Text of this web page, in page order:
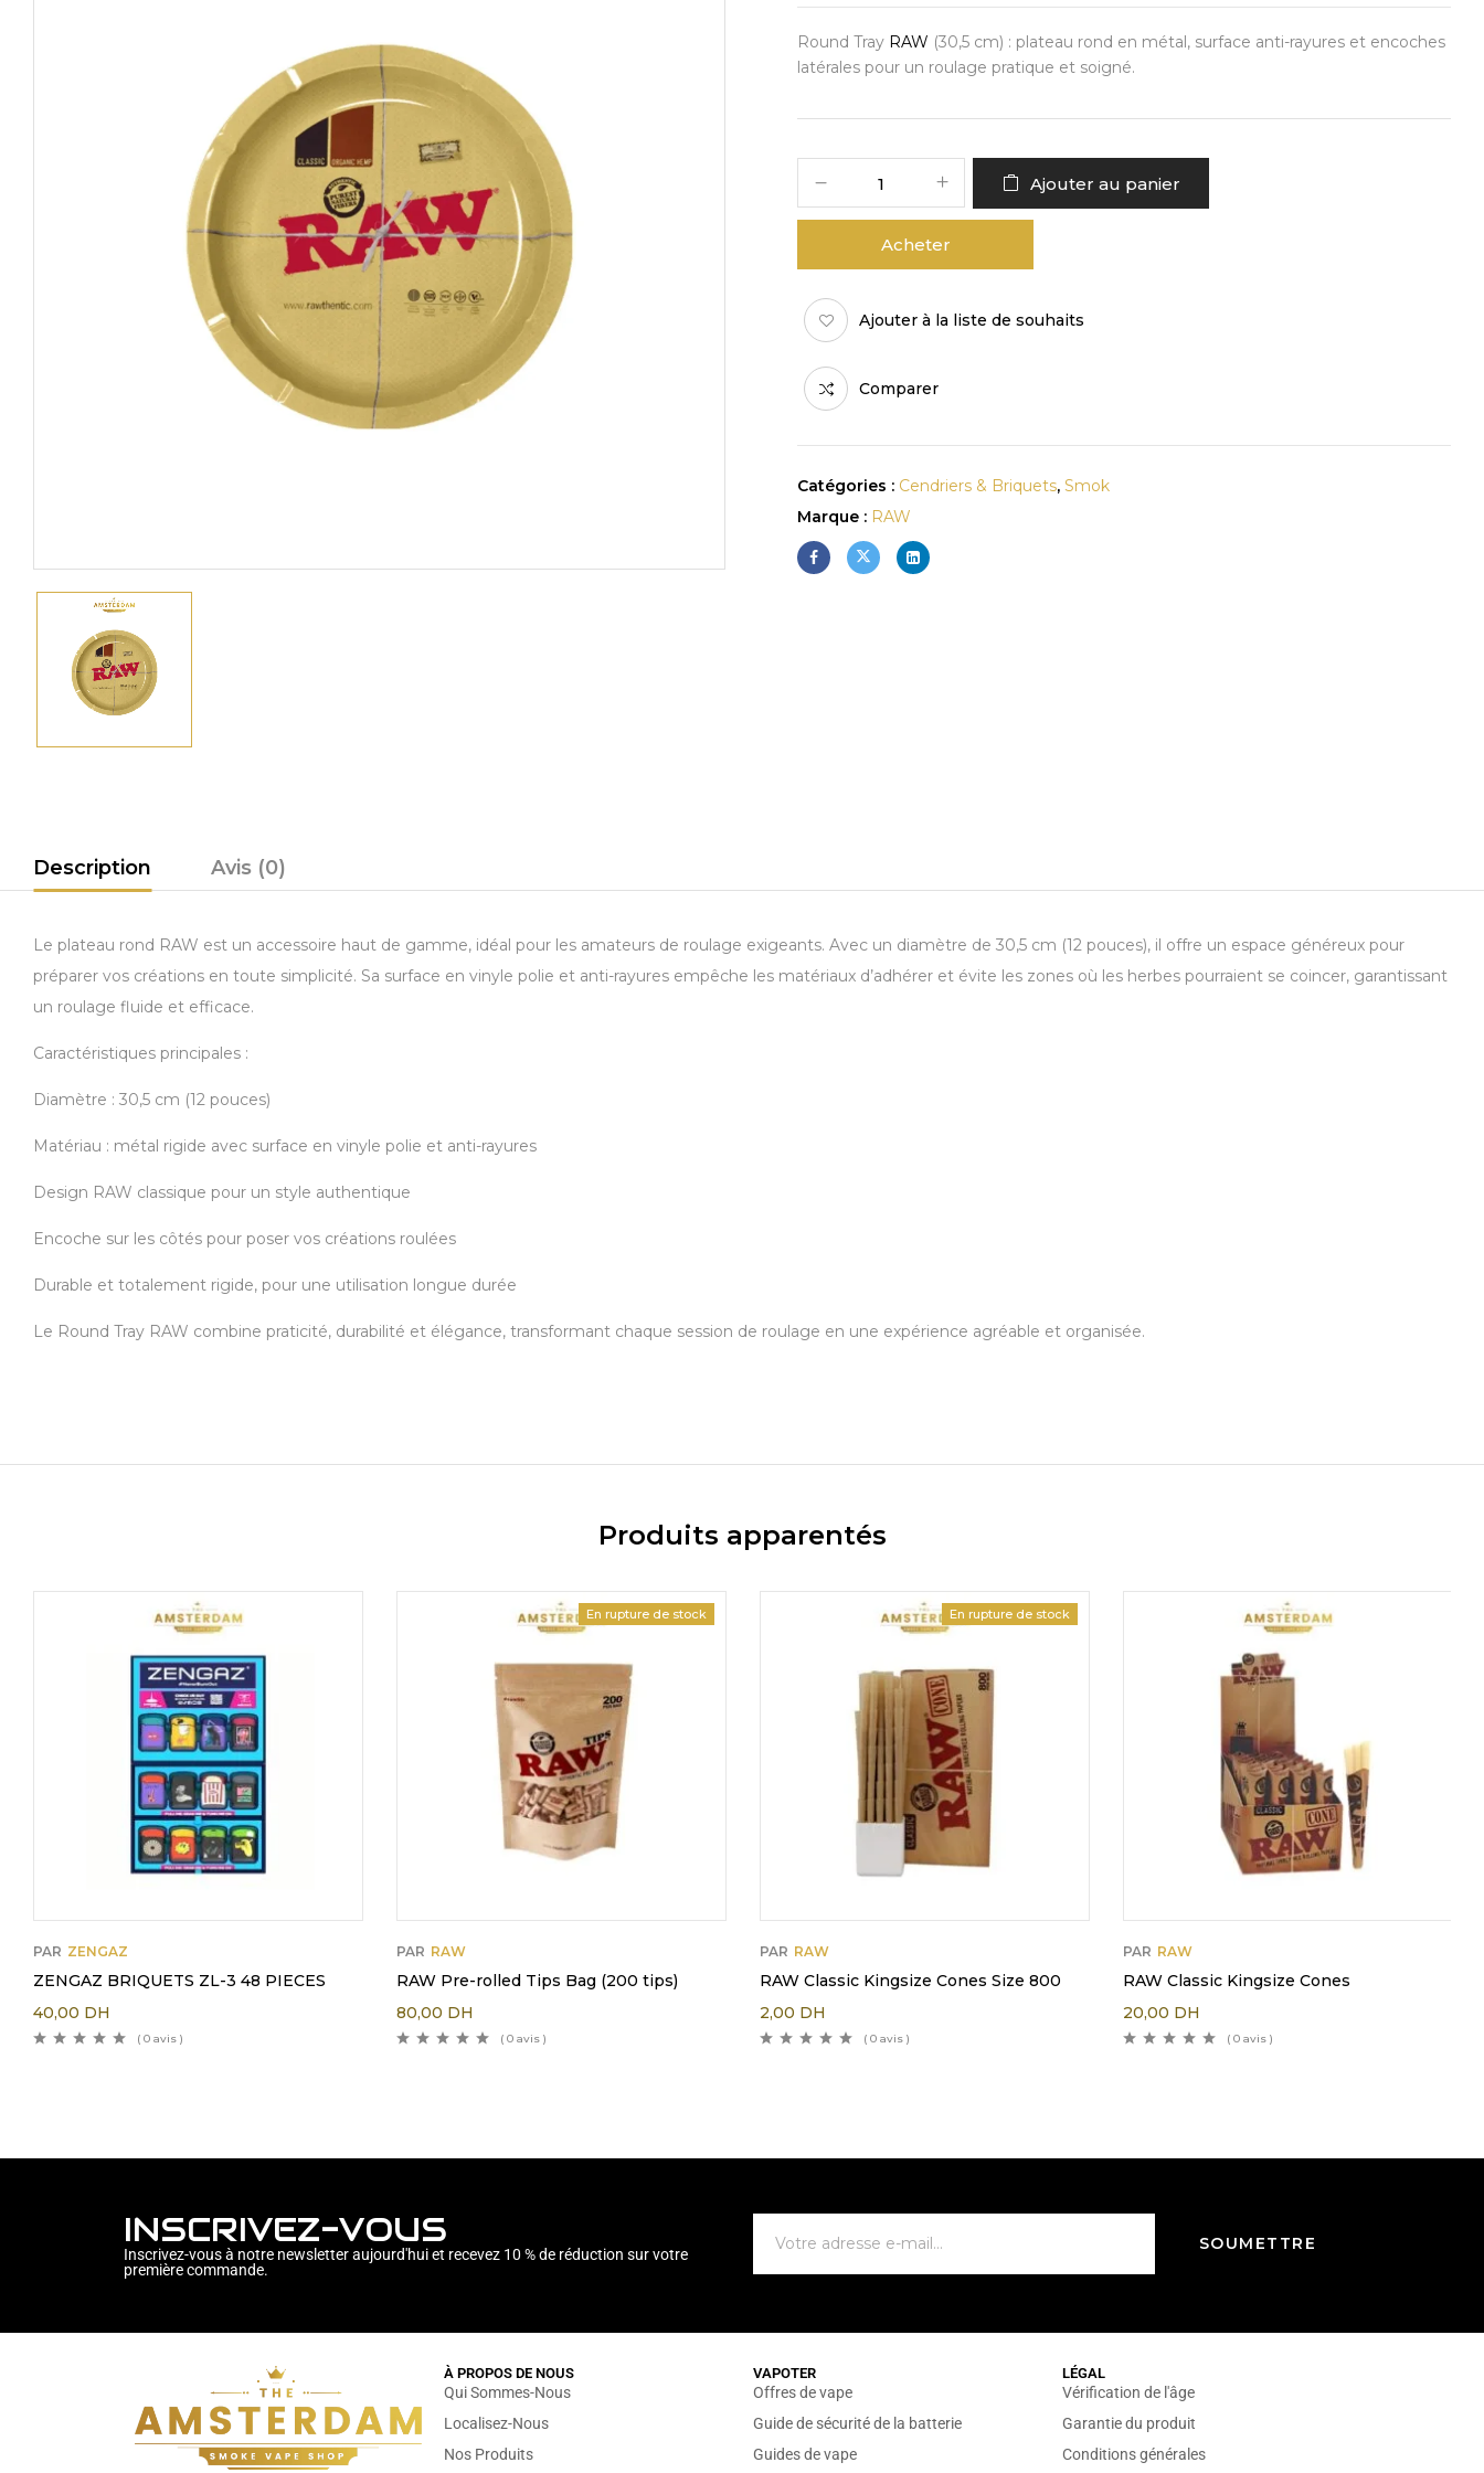
Round Tray RAW (30,5 cm) : plateau rond en métal, surface anti-rayures et encoches
latérales pour un roulage pratique et soigné.
Ajouter au panier
Acheter
Ajouter à la liste de souhaits
Comparer
Catégories : Cendriers & Briquets, Smok
Marque : RAW
Description Avis (0)
Le plateau rond RAW est un accessoire haut de gamme, idéal pour les amateurs de roulage exigeants. Avec un diamètre de 30,5 cm (12 pouces), il offre un espace généreux pour
préparer vos créations en toute simplicité. Sa surface en vinyle polie et anti-rayures empêche les matériaux d’adhérer et évite les zones où les herbes pourraient se coincer, garantissant
un roulage fluide et efficace.
Caractéristiques principales :
Diamètre : 30,5 cm (12 pouces)
Matériau : métal rigide avec surface en vinyle polie et anti-rayures
Design RAW classique pour un style authentique
Encoche sur les côtés pour poser vos créations roulées
Durable et totalement rigide, pour une utilisation longue durée
Le Round Tray RAW combine praticité, durabilité et élégance, transformant chaque session de roulage en une expérience agréable et organisée.
Produits apparentés
PAR ZENGAZ
ZENGAZ BRIQUETS ZL-3 48 PIECES
40,00 DH
( 0 avis )
En rupture de stock
PAR RAW
RAW Pre-rolled Tips Bag (200 tips)
80,00 DH
( 0 avis )
En rupture de stock
PAR RAW
RAW Classic Kingsize Cones Size 800
2,00 DH
( 0 avis )
PAR RAW
RAW Classic Kingsize Cones
20,00 DH
( 0 avis )
INSCRIVEZ-VOUS
Inscrivez-vous à notre newsletter aujourd'hui et recevez 10 % de réduction sur votre
première commande.
À PROPOS DE NOUS
Qui Sommes-Nous
Localisez-Nous
Nos Produits
VAPOTER
Offres de vape
Guide de sécurité de la batterie
Guides de vape
LÉGAL
Vérification de l'âge
Garantie du produit
Conditions générales